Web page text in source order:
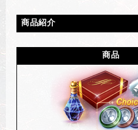
商品紹介
商品